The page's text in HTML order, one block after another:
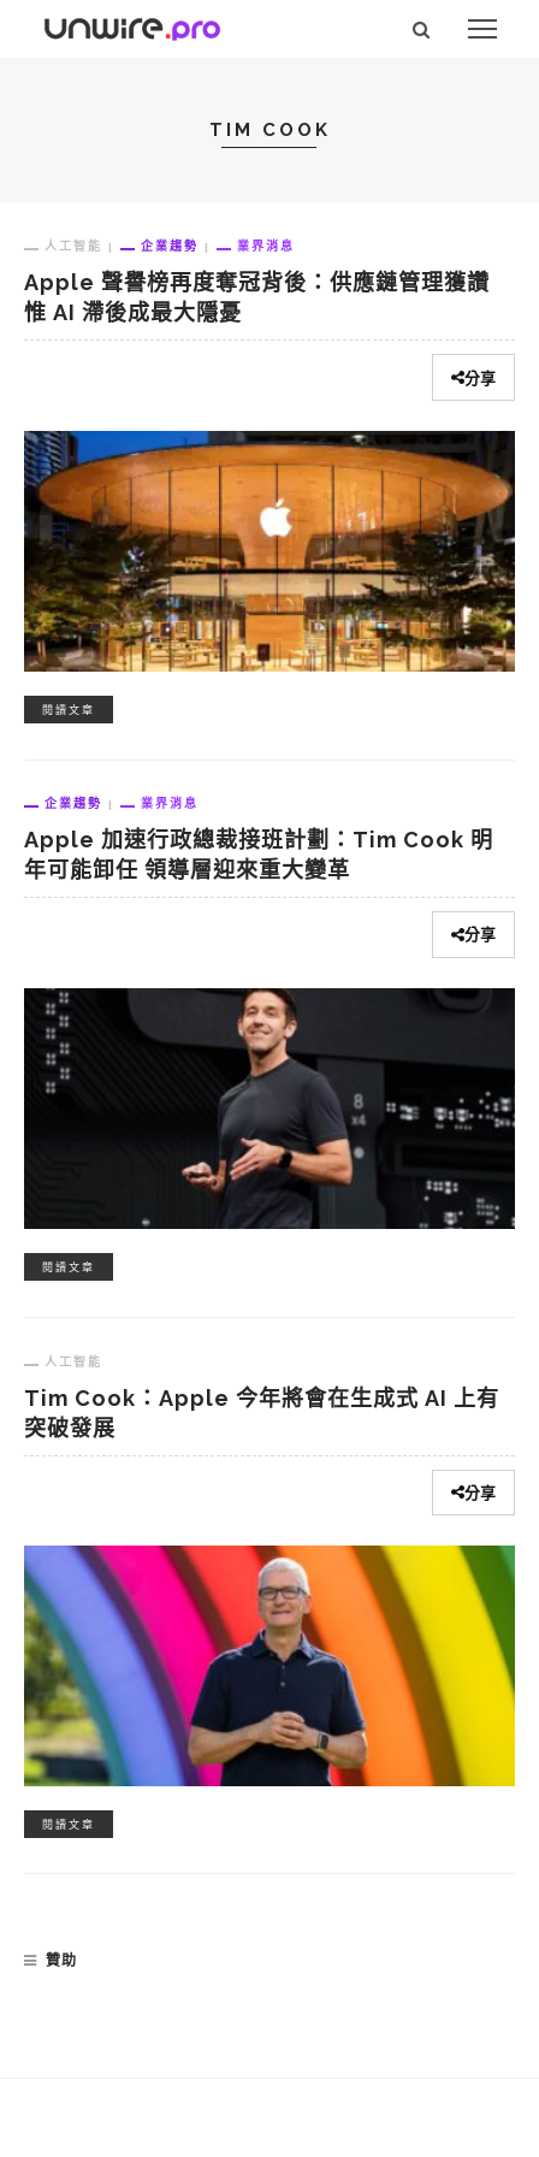
TIM COOK
人工智能 企業趨勢 業界消息
Apple 聲譽榜再度奪冠背後：供應鏈管理獲讚
惟 AI 滯後成最大隱憂
分享
閱讀文章
企業趨勢 業界消息
Apple 加速行政總裁接班計劃：Tim Cook 明
年可能卸任 領導層迎來重大變革
分享
閱讀文章
人工智能
Tim Cook：Apple 今年將會在生成式 AI 上有
突破發展
分享
閱讀文章
贊助